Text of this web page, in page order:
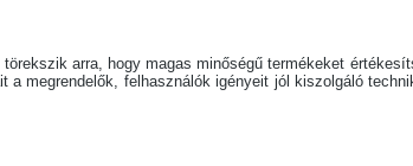
arra, hogy magas minőségű termékeket
megrendelők, felhasználók igényeit jól kiszolgáló